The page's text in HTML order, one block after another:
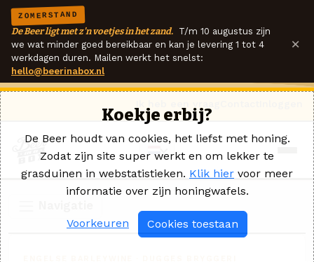
ZOMERSTAND
De Beer ligt met z'n voetjes in het zand. T/m 10 augustus zijn
we wat minder goed bereikbaar en kan je levering 1 tot 4
werkdagen duren. Mailen werkt het snelst:
hello@beerinabox.nl
×
Koekje erbij?
De Beer houdt van cookies, het liefst met honing.
Zodat zijn site super werkt en om lekker te
grasduinen in webstatistieken. Klik hier voor meer
informatie over zijn honingwafels.
Voorkeuren Cookies toestaan